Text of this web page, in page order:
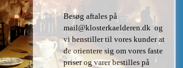
Besøg aftales på
mail@klosterkaelderen.dk og
vi henstiller til vores kunder at
de orientere sig om vores faste
priser og varer bestilles på